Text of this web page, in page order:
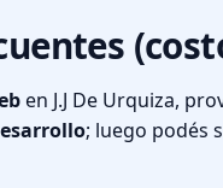
en J.J De Urquiza,
; luego podés